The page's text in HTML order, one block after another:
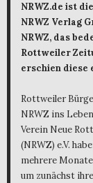
NRWZ.de ist
NRWZ Verlag
NRWZ, das
Rottweiler
erschien diese
Rottweiler
NRWZ ins
Verein Neue
(NRWZ) e.V.
mehrere
um zunächst